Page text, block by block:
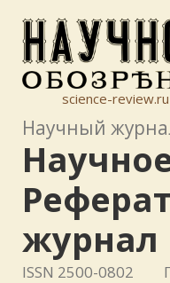
science-review.ru
Научный
журнал
ISSN 2500-0802